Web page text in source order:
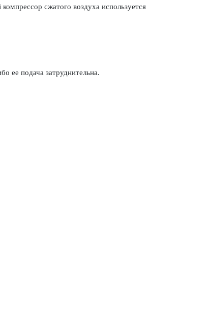
сжатого воздуха используется
ее подача затруднительна.